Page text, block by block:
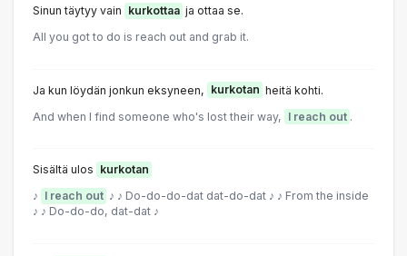
Sinun täytyy vain kurkottaa ja ottaa se.
All you got to do is reach out and grab it.
Ja kun löydän jonkun eksyneen, kurkotan heitä kohti.
And when I find someone who's lost their way, I reach out .
Sisältä ulos kurkotan
♪ I reach out ♪ ♪ Do-do-do-dat dat-do-dat ♪ ♪ From the inside
♪ ♪ Do-do-do, dat-dat ♪